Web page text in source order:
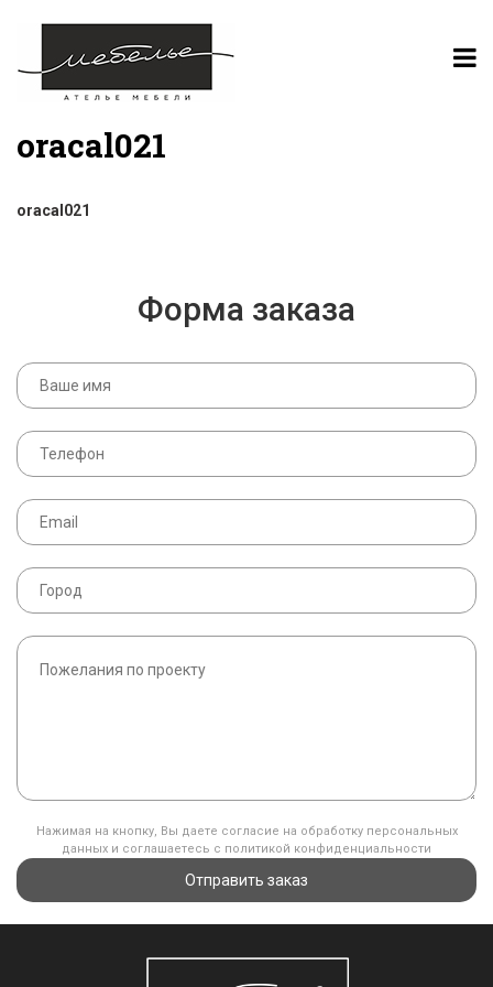
oracal021
oracal021
Форма заказа
Нажимая на кнопку, Вы даете согласие на обработку персональных
данных и соглашаетесь с политикой конфиденциальности
Отправить заказ